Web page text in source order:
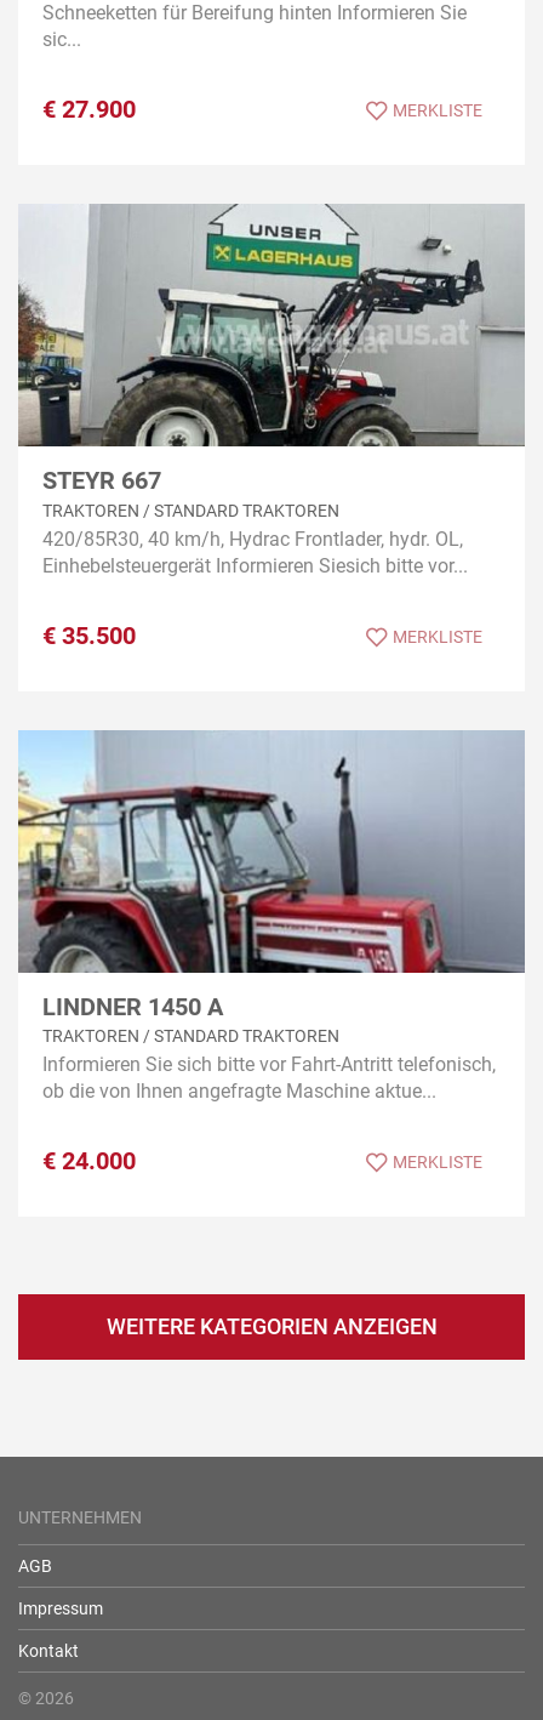
Schneeketten für Bereifung hinten Informieren Sie
sic...
€ 27.900 MERKLISTE
STEYR 667
TRAKTOREN / STANDARD TRAKTOREN
420/85R30, 40 km/h, Hydrac Frontlader, hydr. OL,
Einhebelsteuergerät Informieren Siesich bitte vor...
€ 35.500 MERKLISTE
LINDNER 1450 A
TRAKTOREN / STANDARD TRAKTOREN
Informieren Sie sich bitte vor Fahrt-Antritt telefonisch,
ob die von Ihnen angefragte Maschine aktue...
€ 24.000 MERKLISTE
WEITERE KATEGORIEN ANZEIGEN
UNTERNEHMEN
AGB
Impressum
Kontakt
© 2026